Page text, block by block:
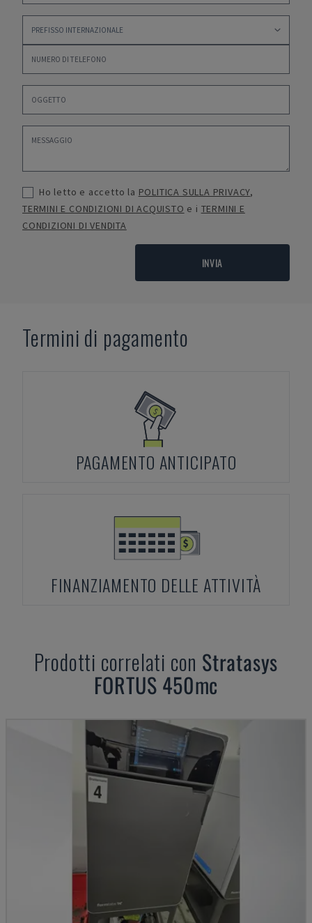
Ho letto e accetto la POLITICA SULLA PRIVACY,
TERMINI E CONDIZIONI DI ACQUISTO e i TERMINI E
CONDIZIONI DI VENDITA
INVIA
Termini di pagamento
PAGAMENTO ANTICIPATO
FINANZIAMENTO DELLE ATTIVITÀ
Prodotti correlati con Stratasys
FORTUS 450mc